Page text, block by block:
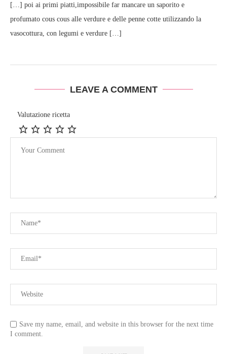
[…] poi ai primi piatti,impossibile far mancare un saporito e
profumato cous cous alle verdure e delle penne cotte utilizzando la
vasocottura, con legumi e verdure […]
LEAVE A COMMENT
Valutazione ricetta
Save my name, email, and website in this browser for the next time
I comment.